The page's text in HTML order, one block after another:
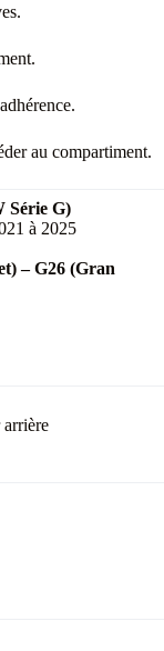
au compartiment.
G)
à 2025
– G26 (Gran
arrière